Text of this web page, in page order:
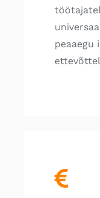
peaaegu